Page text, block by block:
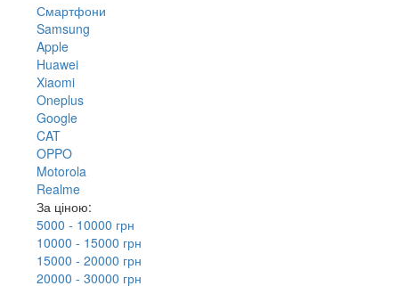
Смартфони
Samsung
Apple
Huawei
Xiaomi
Oneplus
Google
CAT
OPPO
Motorola
Realme
За ціною:
5000 - 10000 грн
10000 - 15000 грн
15000 - 20000 грн
20000 - 30000 грн